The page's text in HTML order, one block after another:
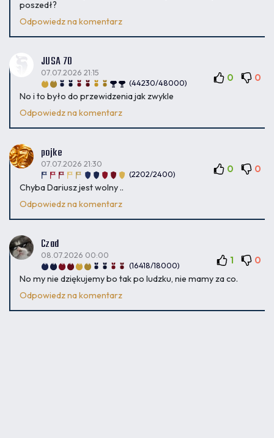
poszedł?
Odpowiedz na komentarz
JUSA 70
(44230/48000)
07.07.2026 21:15 0 0
No i to było do przewidzenia jak zwykle
Odpowiedz na komentarz
pojke
(2202/2400)
07.07.2026 21:30 0 0
Chyba Dariusz jest wolny ..
Odpowiedz na komentarz
Czad
(16418/18000)
08.07.2026 00:00 1 0
No my nie dziękujemy bo tak po ludzku, nie mamy za co.
Odpowiedz na komentarz